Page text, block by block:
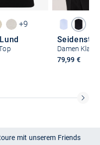
+9
79,99 €
mit unserem Friends